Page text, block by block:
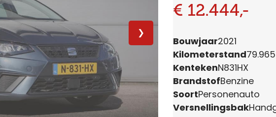
❯
€ 12.444,-
Bouwjaar2021
Kilometerstand
KentekenN831HX
BrandstofBenzine
SoortPersonenauto
Versnellingsbak